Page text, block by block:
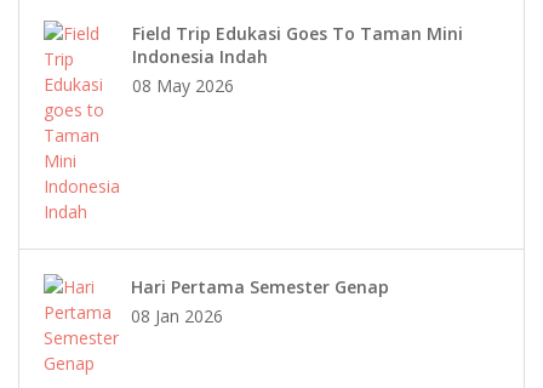
Field Trip Edukasi Goes To Taman Mini
Indonesia Indah
08 May 2026
Hari Pertama Semester Genap
08 Jan 2026